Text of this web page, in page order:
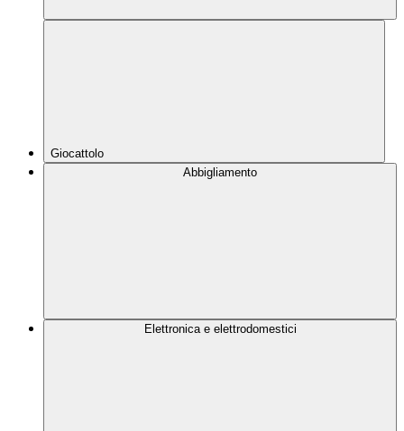
Giocattolo
Abbigliamento
Elettronica e elettrodomestici